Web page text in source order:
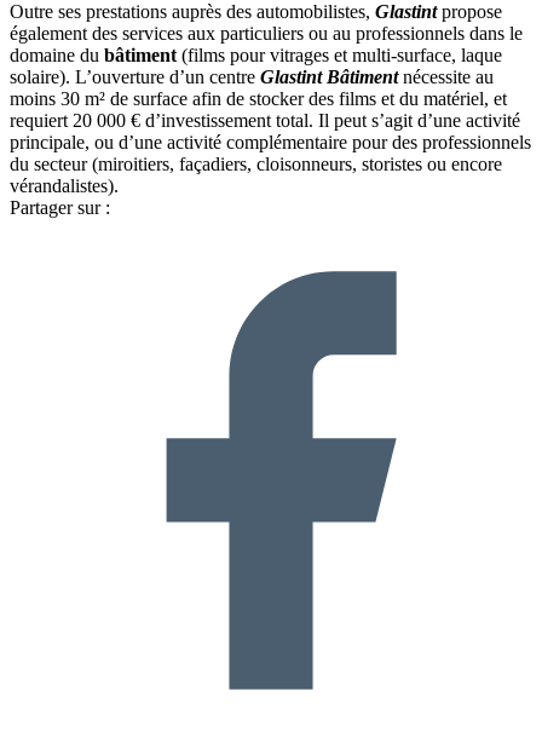
Outre ses prestations auprès des automobilistes, Glastintpropose
également des services aux particuliers ou au professionnels dans le
domaine du bâtiment (films pour vitrages et multi-surface, laque
solaire). L’ouverture d’un centre Glastint Bâtimentnécessite au
moins 30 m² de surface afin de stocker des films et du matériel, et
requiert 20 000 € d’investissement total. Il peut s’agit d’une activité
principale, ou d’une activité complémentaire pour des professionnels
du secteur (miroitiers, façadiers, cloisonneurs, storistes ou encore
vérandalistes).
Partager sur :